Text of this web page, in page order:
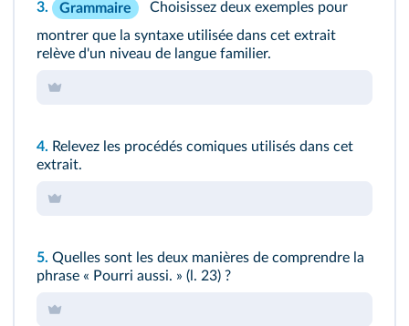
3. Grammaire
Choisissez deux exemples pour
montrer que la syntaxe utilisée dans cet extrait
relève d'un niveau de langue familier.
4. Relevez les procédés comiques utilisés dans cet
extrait.
5. Quelles sont les deux manières de comprendre la
phrase « Pourri aussi. » ( l. 23) ?